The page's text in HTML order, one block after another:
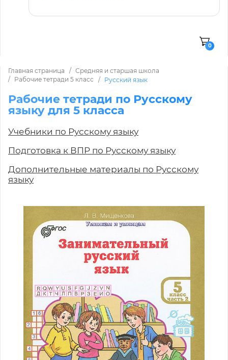
0
Главная страница
Средняя и старшая школа
Рабочие тетради 5 класс
Русский язык
Рабочие тетради по Русскому
языку для 5 класса
Учебники по Русскому языку
Подготовка к ВПР по Русскому языку
Дополнительные материалы по Русскому
языку